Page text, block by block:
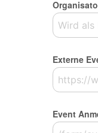
Externe
Event